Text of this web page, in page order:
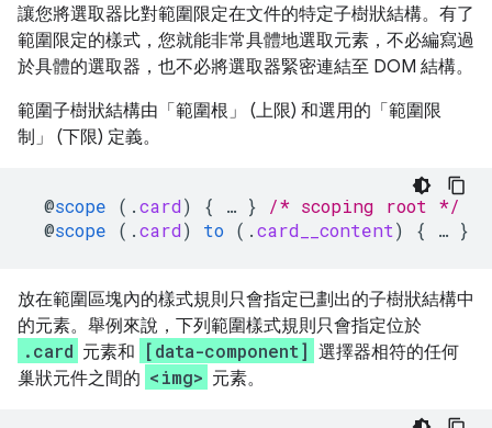
讓您將選取器比對範圍限定在文件的特定子樹狀結構。有了
範圍限定的樣式，您就能非常具體地選取元素，不必編寫過
於具體的選取器，也不必將選取器緊密連結至 DOM 結構。
範圍子樹狀結構由「範圍根」
(上限) 和選用的「範圍限
制」
(下限) 定義。
@scope ( .card) { … }
/* scoping root */
@scope ( .card) to ( .card__content) { … }
放在範圍區塊內的樣式規則只會指定已劃出的子樹狀結構中
的元素。舉例來說，下列範圍樣式規則只會指定位於
.card 元素和 [data-component] 選擇器相符的任何
巢狀元件之間的 <img> 元素。